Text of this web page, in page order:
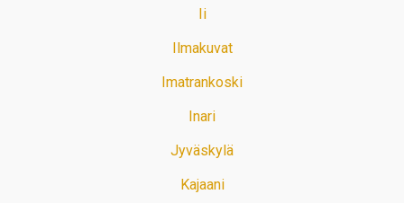
Ii
Ilmakuvat
Imatrankoski
Inari
Jyväskylä
Kajaani